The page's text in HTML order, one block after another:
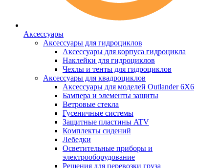
Аксессуары
Аксессуары для гидроциклов
Аксессуары для корпуса гидроцикла
Наклейки для гидроциклов
Чехлы и тенты для гидроциклов
Аксессуары для квадроциклов
Аксессуары для моделей Outlander 6X6
Бампера и элементы защиты
Ветровые стекла
Гусеничные системы
Защитные пластины ATV
Комплекты сидений
Лебедки
Осветительные приборы и
электрооборудование
Решения для перевозки груза